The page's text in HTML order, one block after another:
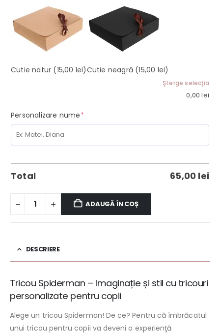
Cutie natur (15,00 lei)Cutie neagră (15,00 lei)
Şterge selecţia
0,00lei
Personalizare nume*(required)
Total 65,00 lei
ADAUGĂ ÎN COȘ
DESCRIERE
Tricou Spiderman – Imaginație și stil cu tricouri
personalizate pentru copii
Alege un tricou Spiderman! De ce? Pentru că îmbrăcatul
unui tricou pentru copii va deveni o experienţă